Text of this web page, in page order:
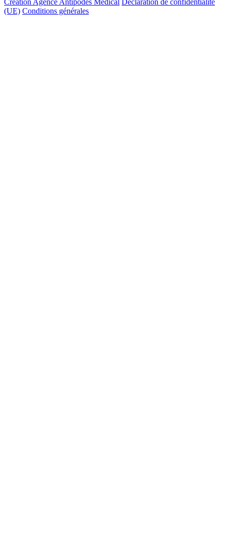
Création Agence Antipodes Médical
Déclaration de confidentialité
(UE) Conditions générales